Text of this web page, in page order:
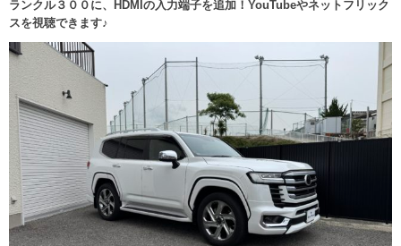
ランクル３００に、HDMIの入力端子を追加！YouTubeやネットフリック
スを視聴できます♪